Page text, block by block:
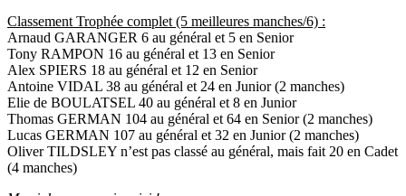
Classement Trophée complet (5 meilleures manches/6) :
Arnaud GARANGER 6 au général et 5 en Senior
Tony RAMPON 16 au général et 13 en Senior
Alex SPIERS 18 au général et 12 en Senior
Antoine VIDAL 38 au général et 24 en Junior (2 manches)
Elie de BOULATSEL 40 au général et 8 en Junior
Thomas GERMAN 104 au général et 64 en Senior (2 manches)
Lucas GERMAN 107 au général et 32 en Junior (2 manches)
Oliver TILDSLEY n’est pas classé au général, mais fait 20 en Cadet
(4 manches)